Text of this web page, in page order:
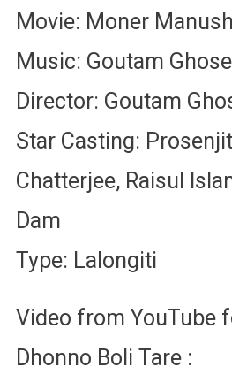
Movie: Moner
Music: Goutam Ghose
Director: Goutam
Star Casting:
Chatterjee, Raisul
Dam
Type: Lalongiti
Video from YouTube
Dhonno Boli Tare :